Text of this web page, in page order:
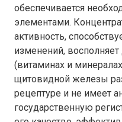
обеспечивается
элементами.
активность,
изменений,
(витаминах и
щитовидной железы
рецептуре и не имеет
государственную